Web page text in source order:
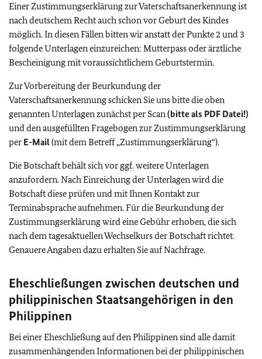
Einer Zustimmungserklärung zur Vaterschaftsanerkennung ist
nach deutschem Recht auch schon vor Geburt des Kindes
möglich. In diesen Fällen bitten wir anstatt der Punkte 2 und 3
folgende Unterlagen einzureichen: Mutterpass oder ärztliche
Bescheinigung mit voraussichtlichem Geburtstermin.
Zur Vorbereitung der Beurkundung der
Vaterschaftsanerkennung schicken Sie uns bitte die oben
genannten Unterlagen zunächst per Scan(bitte als PDF Datei!)
und den ausgefüllten Fragebogen zur Zustimmungserklärung
per E-Mail(mit dem Betreff „Zustimmungserklärung“).
Die Botschaft behält sich vor ggf.weitere Unterlagen
anzufordern. Nach Einreichung der Unterlagen wird die
Botschaft diese prüfen und mit Ihnen Kontakt zur
Terminabsprache aufnehmen. Für die Beurkundung der
Zustimmungserklärung wird eine Gebühr erhoben, die sich
nach dem tagesaktuellen Wechselkurs der Botschaft richtet.
Genauere Angaben dazu erhalten Sie auf Nachfrage.
Eheschließungen zwischen deutschen und
philippinischen Staatsangehörigen in den
Philippinen
Bei einer Eheschließung auf den Philippinen sind alle damit
zusammenhängenden Informationen bei der philippinischen